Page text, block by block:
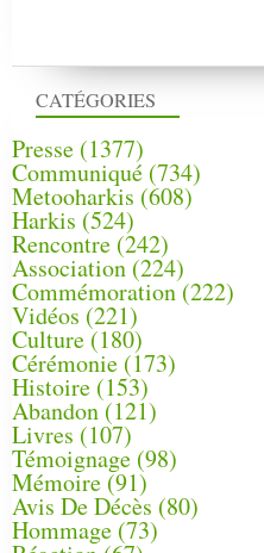
CATÉGORIES
Presse (1377)
Communiqué (734)
Metooharkis (608)
Harkis (524)
Rencontre (242)
Association (224)
Commémoration(222)
Vidéos (221)
Culture(180)
Cérémonie (173)
Histoire (153)
Abandon(121)
Livres (107)
Témoignage (98)
Mémoire (91)
Avis De Décès (80)
Hommage (73)